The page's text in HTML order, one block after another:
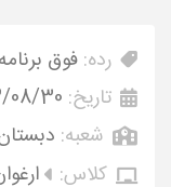
رده: فوق برنامه
تاریخ: 08/30
شعبه:
کلاس: